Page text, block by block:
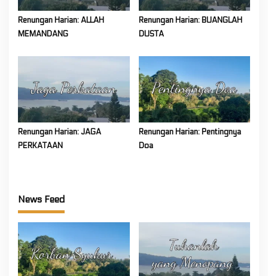
Renungan Harian: ALLAH
MEMANDANG
Renungan Harian: BUANGLAH
DUSTA
Renungan Harian: JAGA
PERKATAAN
Renungan Harian: Pentingnya
Doa
News Feed